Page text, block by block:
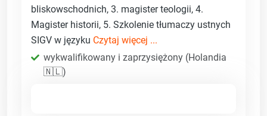
bliskowschodnich, 3. magister teologii, 4.
Magister historii, 5. Szkolenie tłumaczy ustnych
SIGV w języku Czytaj więcej ...
wykwalifikowany i zaprzysiężony (Holandia
🇳🇱)